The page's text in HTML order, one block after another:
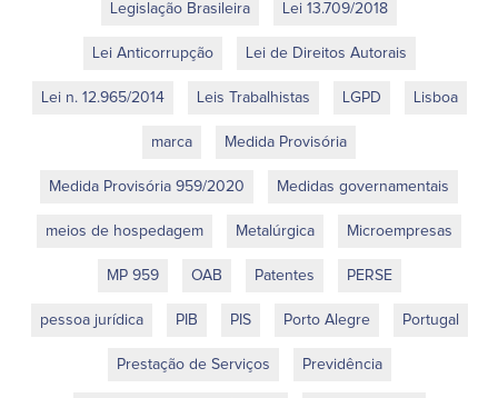
Legislação Brasileira Lei 13.709/2018
Lei Anticorrupção Lei de Direitos Autorais
Lei n. 12.965/2014 Leis Trabalhistas LGPD Lisboa
marca Medida Provisória
Medida Provisória 959/2020 Medidas governamentais
meios de hospedagem Metalúrgica Microempresas
MP 959 OAB Patentes PERSE
pessoa jurídica PIB PIS Porto Alegre Portugal
Prestação de Serviços Previdência